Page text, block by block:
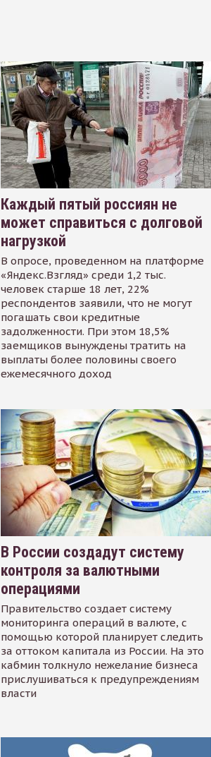
Каждый пятый россиян не
может справиться с долговой
нагрузкой
В опросе, проведенном на платформе
«Яндекс.Взгляд» среди 1,2 тыс.
человек старше 18 лет, 22%
респондентов заявили, что не могут
погашать свои кредитные
задолженности. При этом 18,5%
заемщиков вынуждены тратить на
выплаты более половины своего
ежемесячного доход
В России создадут систему
контроля за валютными
операциями
Правительство создает систему
мониторинга операций в валюте, с
помощью которой планирует следить
за оттоком капитала из России. На это
кабмин толкнуло нежелание бизнеса
прислушиваться к предупреждениям
власти